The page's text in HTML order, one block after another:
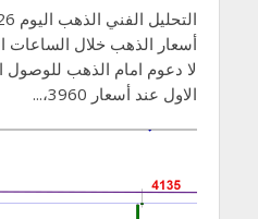
أسعار الذهب خلال الساعات
لا دعوم امام الذهب
الاول عند أسعار 3960،...